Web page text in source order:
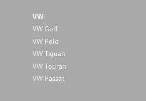
VW
VW Golf
VW Polo
VW Tiguan
VW Touran
VW Passat